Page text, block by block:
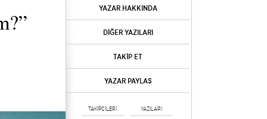
YAZAR HAKKINDA
DİĞER YAZILARI
TAKİP ET
YAZAR PAYLAŞ
TAKİPÇİLERİ YAZILARI